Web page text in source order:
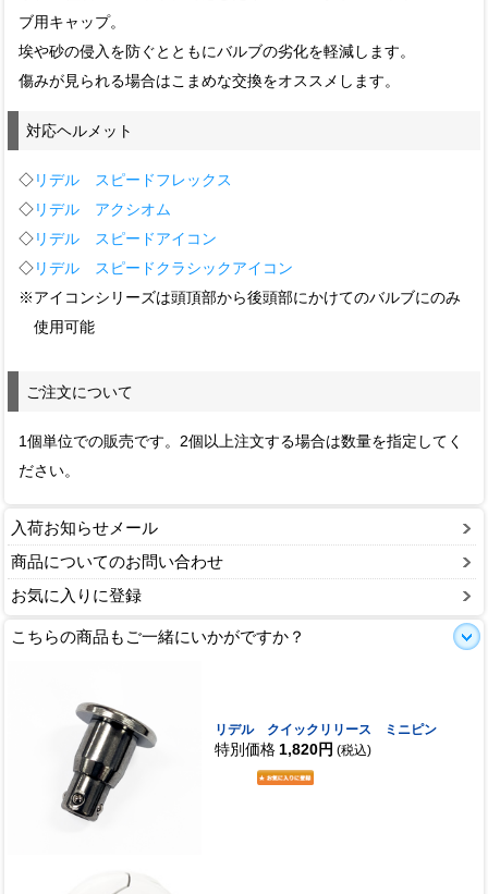
ブ用キャップ。
埃や砂の侵入を防ぐとともにバルブの劣化を軽減します。
傷みが見られる場合はこまめな交換をオススメします。
対応ヘルメット
◇ リデル スピードフレックス
◇ リデル アクシオム
◇ リデル スピードアイコン
◇ リデル スピードクラシックアイコン
※アイコンシリーズは頭頂部から後頭部にかけてのバルブにのみ
使用可能
ご注文について
1個単位での販売です。2個以上注文する場合は数量を指定してく
ださい。
入荷お知らせメール
商品についてのお問い合わせ
お気に入りに登録
こちらの商品もご一緒にいかがですか？
リデル クイックリリース ミニピン
特別価格 1,820円 (税込)